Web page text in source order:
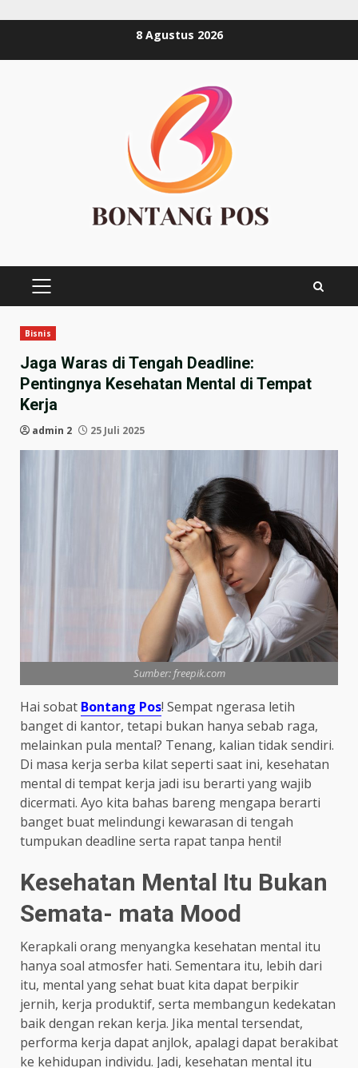
8 Agustus 2026
PRIMARY
Bisnis
Jaga Waras di Tengah Deadline:
Pentingnya Kesehatan Mental di Tempat
Kerja
admin 2 25 Juli 2025
Sumber: freepik.com
Hai sobat Bontang Pos! Sempat ngerasa letih
banget di kantor, tetapi bukan hanya sebab raga,
melainkan pula mental? Tenang, kalian tidak sendiri.
Di masa kerja serba kilat seperti saat ini, kesehatan
mental di tempat kerja jadi isu berarti yang wajib
dicermati. Ayo kita bahas bareng mengapa berarti
banget buat melindungi kewarasan di tengah
tumpukan deadline serta rapat tanpa henti!
Kesehatan Mental Itu Bukan
Semata- mata Mood
Kerapkali orang menyangka kesehatan mental itu
hanya soal atmosfer hati. Sementara itu, lebih dari
itu, mental yang sehat buat kita dapat berpikir
jernih, kerja produktif, serta membangun kedekatan
baik dengan rekan kerja. Jika mental tersendat,
performa kerja dapat anjlok, apalagi dapat berakibat
ke kehidupan individu. Jadi, kesehatan mental itu